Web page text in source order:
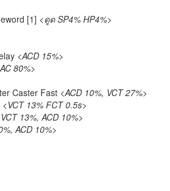
[1] <ดูด SP4% HP4%>
<ACD 15%>
80%>
Caster Fast <ACD 10%, VCT 27%>
<VCT 13% FCT 0.5s>
13%, ACD 10%>
ACD 10%>